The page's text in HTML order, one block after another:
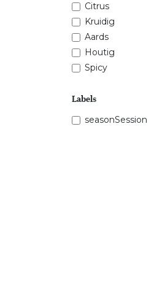
Citrus
Kruidig
Aards
Houtig
Spicy
Labels
seasonSession